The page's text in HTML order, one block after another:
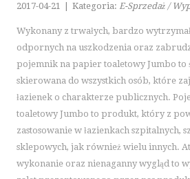
MEBLE
WYPOSAŻENIE
WYPOSAŻENIE
ODZIEŻ
ELEKTRONIKA, RTV,
ART. DLA
OGRÓD,
CHEMIA
2017-04-21 Kategoria: E-Sprzedaż /
Wykonany z trwałych, bardzo
odpornych na uszkodzenia oraz
pojemnik na papier toaletowy Jumbo to
skierowana do wszystkich osób, które
łazienek o charakterze publicznych.
toaletowy Jumbo to produkt, który z
zastosowanie w łazienkach szpitalnych,
sklepowych, jak również wielu innych.
wykonanie oraz nienaganny wygląd to